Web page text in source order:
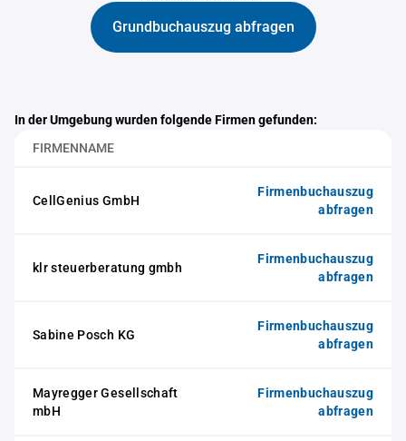
Grundbuchauszug abfragen
In der Umgebung wurden folgende Firmen gefunden:
FIRMENNAME
CellGenius GmbH
Firmenbuchauszug
abfragen
klr steuerberatung gmbh
Firmenbuchauszug
abfragen
Sabine Posch KG
Firmenbuchauszug
abfragen
Mayregger Gesellschaft
mbH
Firmenbuchauszug
abfragen